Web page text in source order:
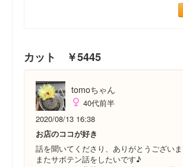
カット ￥5445
tomoちゃん
40代前半
2020/08/13 16:38
お店のココが好き
話を聞いてくださり、ありがとうござい
またサボテン話をしたいです♪